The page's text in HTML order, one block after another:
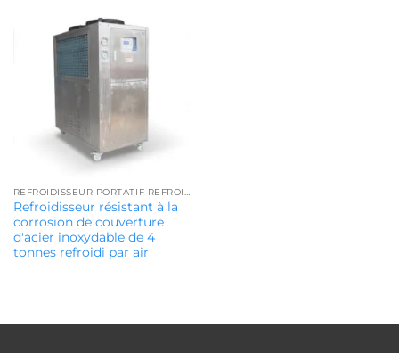
Refroidisseur résistant à la
corrosion de couverture
d'acier inoxydable de 4
tonnes refroidi par air